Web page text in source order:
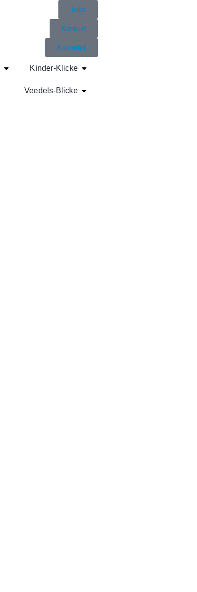
Jobs
Kontakt
Kalender
Kinder-Klicke
Veedels-Blicke